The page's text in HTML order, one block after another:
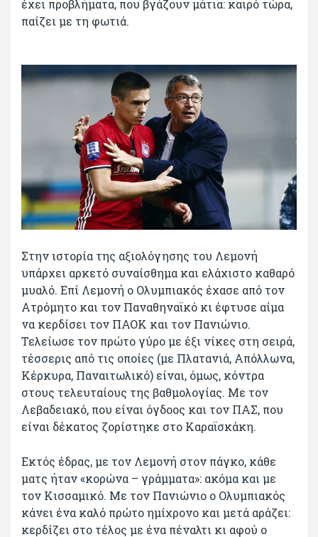
έχει προβλήματα, που βγάζουν μάτια: καιρό τώρα,
παίζει με τη φωτιά.
Στην ιστορία της αξιολόγησης του Λεμονή
υπάρχει αρκετό συναίσθημα και ελάχιστο καθαρό
μυαλό. Επί Λεμονή ο Ολυμπιακός έχασε από τον
Ατρόμητο και τον Παναθηναϊκό κι έφτυσε αίμα
να κερδίσει τον ΠΑΟΚ και τον Πανιώνιο.
Τελείωσε τον πρώτο γύρο με έξι νίκες στη σειρά,
τέσσερις από τις οποίες (με Πλατανιά, Απόλλωνα,
Κέρκυρα, Παναιτωλικό) είναι, όμως, κόντρα
στους τελευταίους της βαθμολογίας. Με τον
Λεβαδειακό, που είναι όγδοος και τον ΠΑΣ, που
είναι δέκατος ζορίστηκε στο Καραϊσκάκη.
Εκτός έδρας, με τον Λεμονή στον πάγκο, κάθε
ματς ήταν «κορώνα – γράμματα»: ακόμα και με
τον Κισσαμικό. Με τον Πανιώνιο ο Ολυμπιακός
κάνει ένα καλό πρώτο ημίχρονο και μετά αράζει:
κερδίζει στο τέλος με ένα πέναλτι κι αφού ο